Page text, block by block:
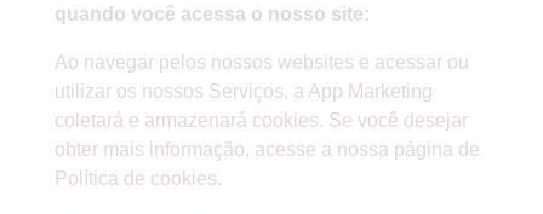
quando você acessa o nosso site:
Ao navegar pelos nossos websites e acessar ou
utilizar os nossos Serviços, a App Marketing
coletará e armazenará cookies. Se você desejar
obter mais informação, acesse a nossa página de
Política de cookies.